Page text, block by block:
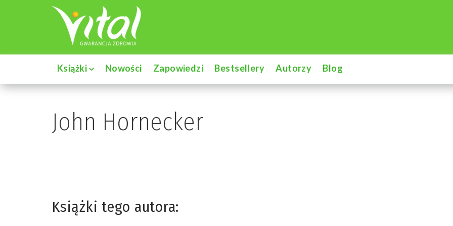
Książki Nowości Zapowiedzi Bestsellery Autorzy Blog
John Hornecker
Książki tego autora: